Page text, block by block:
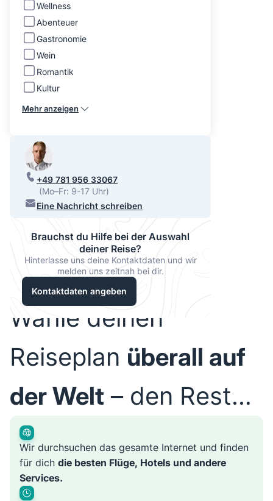
Wellness
Abenteuer
Gastronomie
Wein
Romantik
Kultur
Mehr anzeigen
+49 781 956 33067
(Mo–Fr: 9-17 Uhr)
Eine Nachricht schreiben
Brauchst du Hilfe bei der Auswahl
deiner Reise?
Hinterlasse uns deine Kontaktdaten und wir
melden uns zeitnah bei dir.
Kontaktdaten angeben
Wähle deinen
Reiseplan überall auf
der Welt – den Rest
übernehmen wir
Wir durchsuchen das gesamte Internet und finden
für dich die besten Flüge, Hotels und andere
Services.